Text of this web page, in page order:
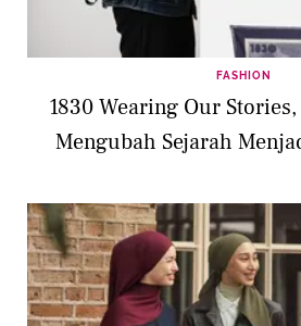
FASHION
1830 Wearing Our
Mengubah Sejarah